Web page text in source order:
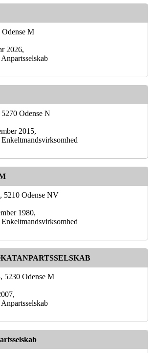
Odense M
2026,
Odense N
2015,
Odense NV
1980,
5230 Odense M